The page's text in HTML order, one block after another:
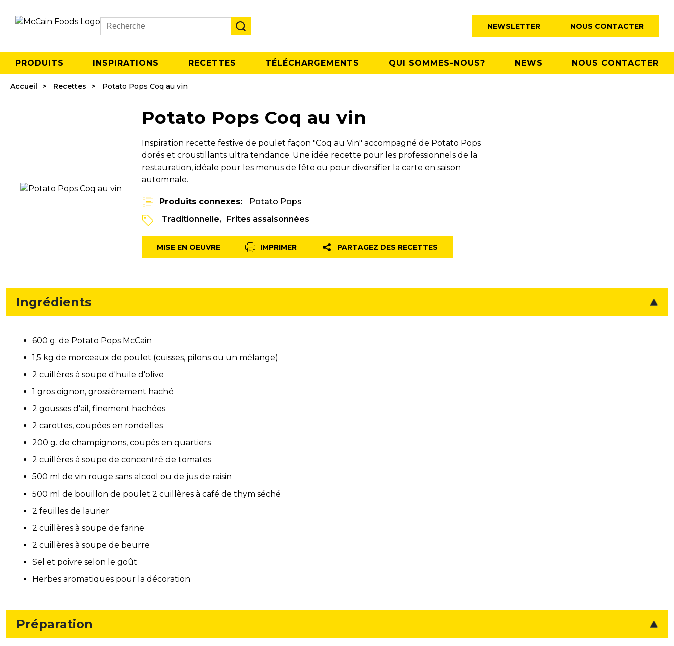
Search
NEWSLETTER NOUS CONTACTER
PRODUITS INSPIRATIONS RECETTES TÉLÉCHARGEMENTS QUI SOMMES-NOUS? NEWS NOUS CONTACTER
Accueil Recettes Potato Pops Coq au vin
Potato Pops Coq au vin
Inspiration recette festive de poulet façon "Coq au Vin" accompagné de Potato Pops
dorés et croustillants ultra tendance. Une idée recette pour les professionnels de la
restauration, idéale pour les menus de fête ou pour diversifier la carte en saison
automnale.
Produits connexes:
Potato Pops
Traditionnelle
Frites assaisonnées
MISE EN OEUVRE IMPRIMER PARTAGEZ DES RECETTES
Ingrédients
600 g. de Potato Pops McCain
1,5 kg de morceaux de poulet (cuisses, pilons ou un mélange)
2 cuillères à soupe d'huile d'olive
1 gros oignon, grossièrement haché
2 gousses d'ail, finement hachées
2 carottes, coupées en rondelles
200 g. de champignons, coupés en quartiers
2 cuillères à soupe de concentré de tomates
500 ml de vin rouge sans alcool ou de jus de raisin
500 ml de bouillon de poulet 2 cuillères à café de thym séché
2 feuilles de laurier
2 cuillères à soupe de farine
2 cuillères à soupe de beurre
Sel et poivre selon le goût
Herbes aromatiques pour la décoration
Préparation